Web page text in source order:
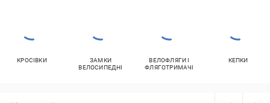
КРОСІВКИ
ЗАМКИ
ВЕЛОСИПЕДНІ
ВЕЛОФЛЯГИ І
ФЛЯГОТРИМАЧІ
КЕПКИ